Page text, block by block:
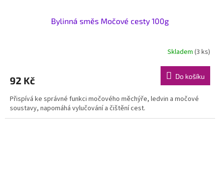
Bylinná směs Močové cesty 100g
Skladem (3 ks)
92 Kč Do košíku
Přispívá ke správné funkci močového měchýře, ledvin a močové
soustavy, napomáhá vylučování a čištění cest.